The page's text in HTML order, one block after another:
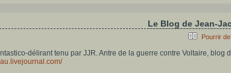
Le Blog de Jean-
Pourrir
délirant tenu par JJR. Antre de la guerre contre Voltaire, blog